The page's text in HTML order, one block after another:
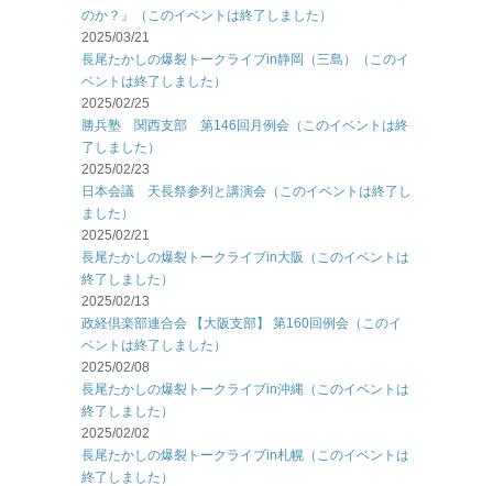
のか？』（このイベントは終了しました）
2025/03/21
長尾たかしの爆裂トークライブin静岡（三島）（このイ
ベントは終了しました）
2025/02/25
勝兵塾 関西支部 第146回月例会（このイベントは終
了しました）
2025/02/23
日本会議 天長祭参列と講演会（このイベントは終了し
ました）
2025/02/21
長尾たかしの爆裂トークライブin大阪（このイベントは
終了しました）
2025/02/13
政経倶楽部連合会 【大阪支部】 第160回例会（このイ
ベントは終了しました）
2025/02/08
長尾たかしの爆裂トークライブin沖縄（このイベントは
終了しました）
2025/02/02
長尾たかしの爆裂トークライブin札幌（このイベントは
終了しました）